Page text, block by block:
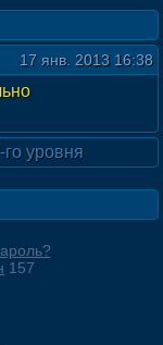
17 янв. 2013 16:38
уровня
157